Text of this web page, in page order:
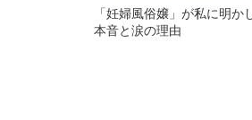
「妊婦風俗嬢」が私に明か
本音と涙の理由